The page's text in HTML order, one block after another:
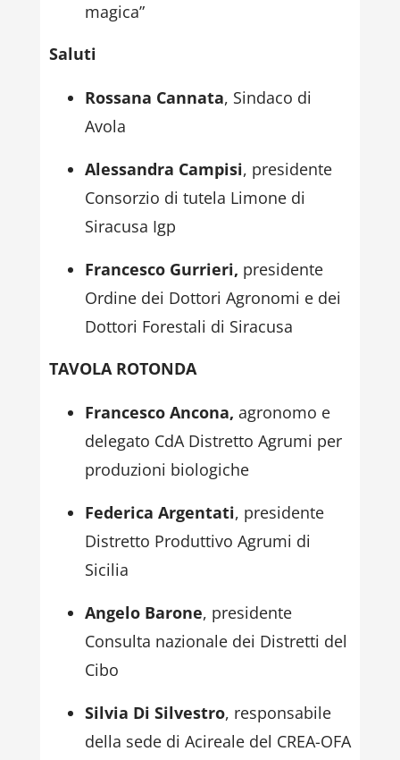
magica”
Saluti
Rossana Cannata, Sindaco di
Avola
Alessandra Campisi, presidente
Consorzio di tutela Limone di
Siracusa Igp
Francesco Gurrieri, presidente
Ordine dei Dottori Agronomi e dei
Dottori Forestali di Siracusa
TAVOLA ROTONDA
Francesco Ancona, agronomo e
delegato CdA Distretto Agrumi per
produzioni biologiche
Federica Argentati, presidente
Distretto Produttivo Agrumi di
Sicilia
Angelo Barone, presidente
Consulta nazionale dei Distretti del
Cibo
Silvia Di Silvestro, responsabile
della sede di Acireale del CREA-OFA